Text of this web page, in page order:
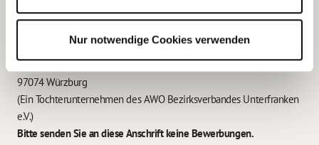
Nur notwendige Cookies verwenden
Betreiber der Webseite
Garitz Bewirtschaftungsbetriebe GmbH
Kantstraße 45a
97074 Würzburg
(Ein Tochterunternehmen des AWO Bezirksverbandes Unterfranken
e.V.)
Bitte senden Sie an diese Anschrift keine Bewerbungen.